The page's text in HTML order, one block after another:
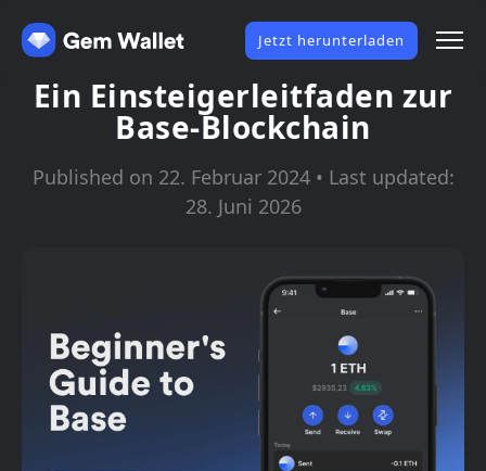
Jetzt herunterladen
Ein Einsteigerleitfaden zur
Base-Blockchain
Published on 22. Februar 2024 • Last updated:
28. Juni 2026